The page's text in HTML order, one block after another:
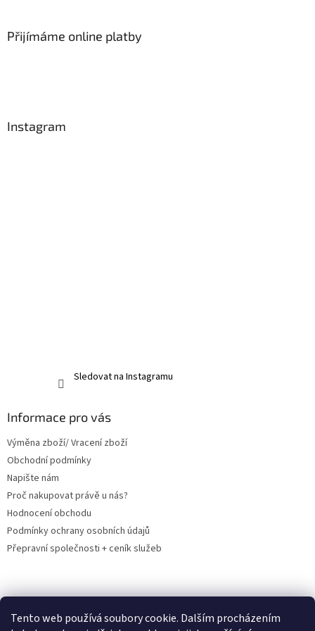
Tento web používá soubory cookie. Dalším procházením
Přijímáme online platby
Instagram
Sledovat na Instagramu
Informace pro vás
Výměna zboží/ Vracení zboží
Obchodní podmínky
Napište nám
Proč nakupovat právě u nás?
Hodnocení obchodu
Podmínky ochrany osobních údajů
Přepravní společnosti + ceník služeb